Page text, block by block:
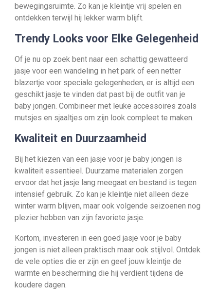
bewegingsruimte. Zo kan je kleintje vrij spelen en
ontdekken terwijl hij lekker warm blijft.
Trendy Looks voor Elke Gelegenheid
Of je nu op zoek bent naar een schattig gewatteerd
jasje voor een wandeling in het park of een netter
blazertje voor speciale gelegenheden, er is altijd een
geschikt jasje te vinden dat past bij de outfit van je
baby jongen. Combineer met leuke accessoires zoals
mutsjes en sjaaltjes om zijn look compleet te maken.
Kwaliteit en Duurzaamheid
Bij het kiezen van een jasje voor je baby jongen is
kwaliteit essentieel. Duurzame materialen zorgen
ervoor dat het jasje lang meegaat en bestand is tegen
intensief gebruik. Zo kan je kleintje niet alleen deze
winter warm blijven, maar ook volgende seizoenen nog
plezier hebben van zijn favoriete jasje.
Kortom, investeren in een goed jasje voor je baby
jongen is niet alleen praktisch maar ook stijlvol. Ontdek
de vele opties die er zijn en geef jouw kleintje de
warmte en bescherming die hij verdient tijdens de
koudere dagen.